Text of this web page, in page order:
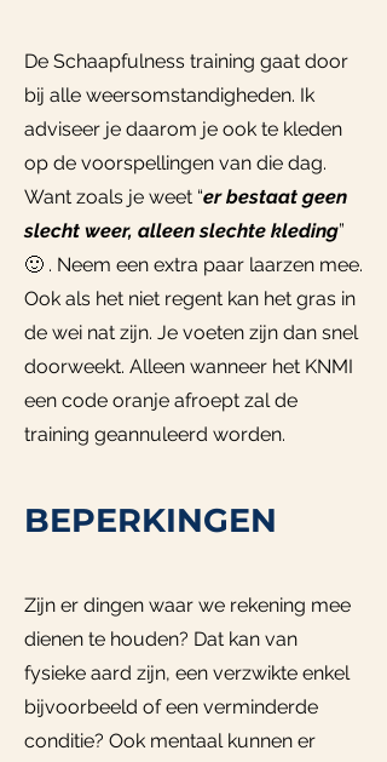
De Schaapfulness training gaat door
bij alle weersomstandigheden. Ik
adviseer je daarom je ook te kleden
op de voorspellingen van die dag.
Want zoals je weet “er bestaat geen
slecht weer, alleen slechte kleding”
🙂 . Neem een extra paar laarzen mee.
Ook als het niet regent kan het gras in
de wei nat zijn. Je voeten zijn dan snel
doorweekt. Alleen wanneer het KNMI
een code oranje afroept zal de
training geannuleerd worden.
BEPERKINGEN
Zijn er dingen waar we rekening mee
dienen te houden? Dat kan van
fysieke aard zijn, een verzwikte enkel
bijvoorbeeld of een verminderde
conditie? Ook mentaal kunnen er